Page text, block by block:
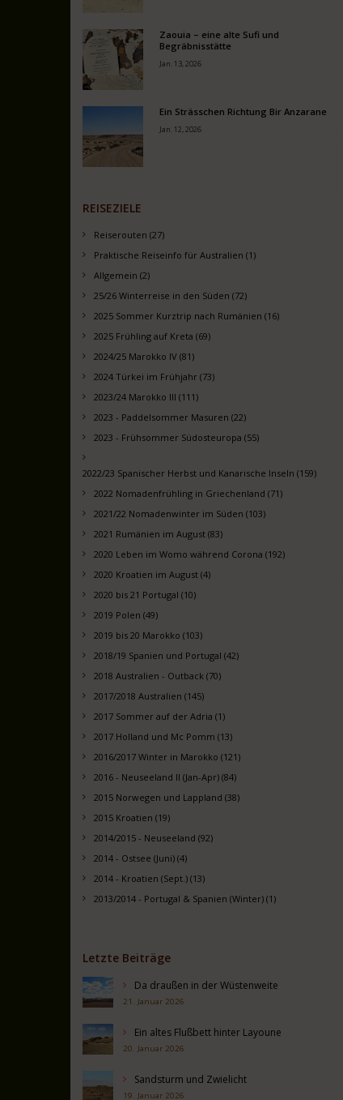
Zaouia – eine alte Sufi und
Begräbnisstätte
Jan. 13, 2026
Ein Strässchen Richtung Bir Anzarane
Jan. 12, 2026
REISEZIELE
Reiserouten (27)
Praktische Reiseinfo für Australien (1)
Allgemein (2)
25/26 Winterreise in den Süden (72)
2025 Sommer Kurztrip nach Rumänien (16)
2025 Frühling auf Kreta (69)
2024/25 Marokko IV (81)
2024 Türkei im Frühjahr (73)
2023/24 Marokko III (111)
2023 - Paddelsommer Masuren (22)
2023 - Frühsommer Südosteuropa (55)
2022/23 Spanischer Herbst und Kanarische Inseln (159)
2022 Nomadenfrühling in Griechenland (71)
2021/22 Nomadenwinter im Süden (103)
2021 Rumänien im August (83)
2020 Leben im Womo während Corona (192)
2020 Kroatien im August (4)
2020 bis 21 Portugal (10)
2019 Polen (49)
2019 bis 20 Marokko (103)
2018/19 Spanien und Portugal (42)
2018 Australien - Outback (70)
2017/2018 Australien (145)
2017 Sommer auf der Adria (1)
2017 Holland und Mc Pomm (13)
2016/2017 Winter in Marokko (121)
2016 - Neuseeland II (Jan-Apr) (84)
2015 Norwegen und Lappland (38)
2015 Kroatien (19)
2014/2015 - Neuseeland (92)
2014 - Ostsee (Juni) (4)
2014 - Kroatien (Sept.) (13)
2013/2014 - Portugal & Spanien (Winter) (1)
Letzte Beiträge
Da draußen in der Wüstenweite
21. Januar 2026
Ein altes Flußbett hinter Layoune
20. Januar 2026
Sandsturm und Zwielicht
19. Januar 2026